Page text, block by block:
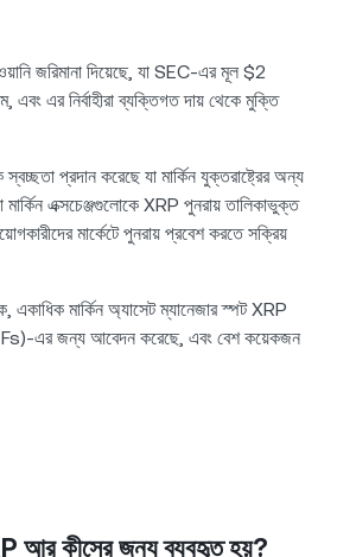
জরিমানা দিয়েছে, যা SEC-এর মূল $2
এবং এর নির্বাহীরা ব্যক্তিগত দায় থেকে মুক্তি
প্রদান করেছে যা মার্কিন যুক্তরাষ্ট্রের অন্য
এক্সচেঞ্জগুলোকে XRP পুনরায় তালিকাভুক্ত
মার্কেটে পুনরায় প্রবেশ করতে সক্রিয়
একাধিক মার্কিন অ্যাসেট ম্যানেজার স্পট XRP
এর জন্য আবেদন করেছে, এবং বেশ কয়েকজন
আর কীসের জন্য ব্যবহৃত হয়?